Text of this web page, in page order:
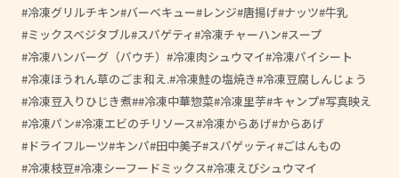
冷凍グリルチキン バーベキュー レンジ 唐揚げ ナッツ 牛乳
ミックスベジタブル スパゲティ 冷凍チャーハン スープ
冷凍ハンバーグ（パウチ）
冷凍肉シュウマイ 冷凍パイシート
冷凍ほうれん草のごま和え. 冷凍鮭の塩焼き 冷凍豆腐しんじょう
冷凍豆入りひじき煮 #冷凍中華惣菜 冷凍里芋 キャンプ 写真映え
冷凍パン 冷凍エビのチリソース 冷凍からあげ からあげ
ドライフルーツ キンパ 田中美子 スパゲッティ
ごはんもの
冷凍枝豆 冷凍シーフードミックス 冷凍えびシュウマイ